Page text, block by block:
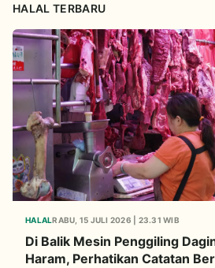
HALAL TERBARU
HALALRABU, 15 JULI 2026 | 23.31 WIB
Di Balik Mesin Penggiling
Haram, Perhatikan Catatan